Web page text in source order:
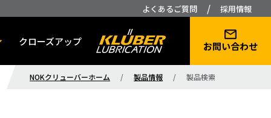
よくあるご質問 / 採用情報
クローズアップ お問い合わせ
NOKクリューバーホーム / 製品情報 / 製品検索